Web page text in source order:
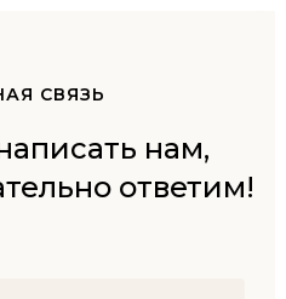
СВЯЗЬ
нам,
ответим!